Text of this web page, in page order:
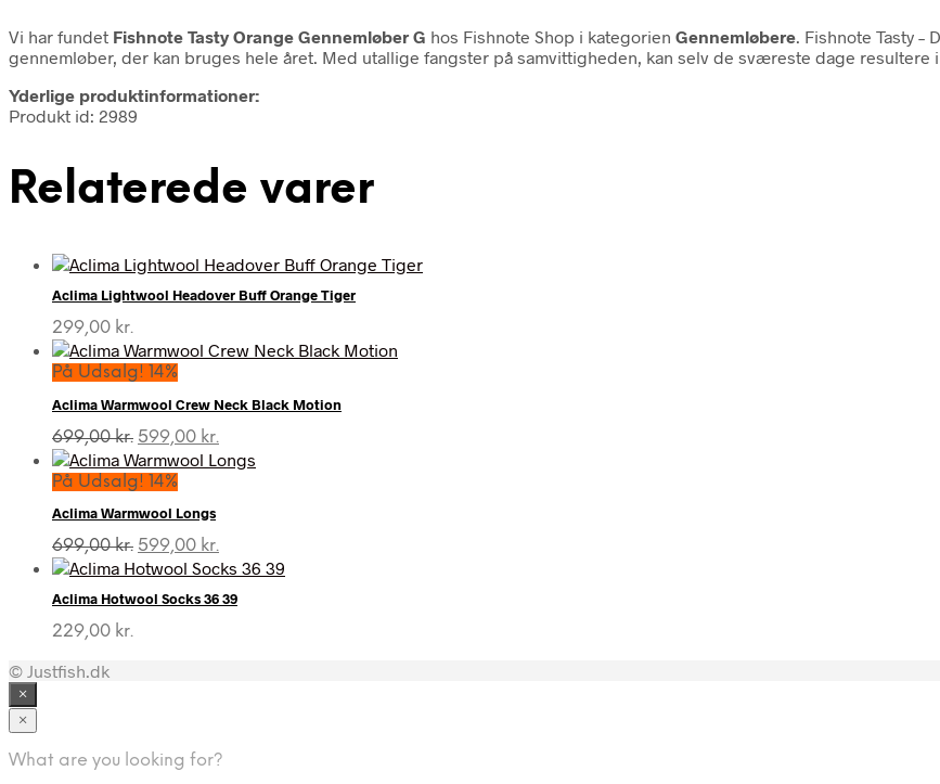
Vi har fundet Fishnote Tasty Orange Gennemløber G hos Fishnote Shop i kategorien Gennemløbere . Fishnote Tasty
gennemløber, der kan bruges hele året. Med utallige fangster på samvittigheden, kan selv de sværeste dage resultere
Yderlige produktinformationer:
Produkt id: 2989
Relaterede varer
Aclima Lightwool Headover Buff Orange Tiger
299,00 kr.
På Udsalg! 14%
Aclima Warmwool Crew Neck Black Motion
699,00kr. Den
oprindelige
pris
699,00 kr..
599,00 kr.
aktuelle
På Udsalg! 14%
Aclima Warmwool Longs
699,00kr. Den
oprindelige
var:
599,00 kr.
aktuelle
er:
Aclima Hotwool Socks 36 39
229,00 kr.
© Justfish.dk
×
×
What are you looking for?